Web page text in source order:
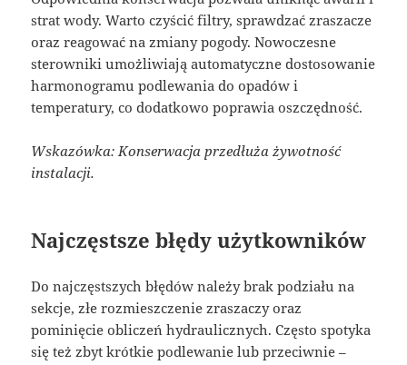
strat wody. Warto czyścić filtry, sprawdzać zraszacze
oraz reagować na zmiany pogody. Nowoczesne
sterowniki umożliwiają automatyczne dostosowanie
harmonogramu podlewania do opadów i
temperatury, co dodatkowo poprawia oszczędność.
Wskazówka: Konserwacja przedłuża żywotność
instalacji.
Najczęstsze błędy użytkowników
Do najczęstszych błędów należy brak podziału na
sekcje, złe rozmieszczenie zraszaczy oraz
pominięcie obliczeń hydraulicznych. Często spotyka
się też zbyt krótkie podlewanie lub przeciwnie –